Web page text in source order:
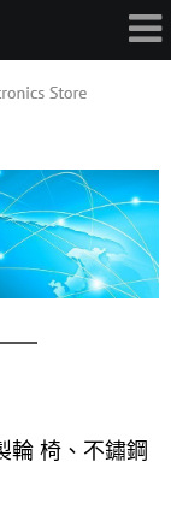
輪 椅、不鏽鋼